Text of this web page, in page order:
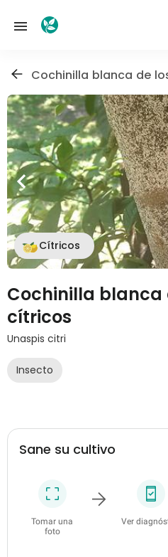
Cochinilla blanca de
Cítricos
Cochinilla blanca
cítricos
Unaspis citri
Insecto
Sane su cultivo
Tomar una
foto
Ver